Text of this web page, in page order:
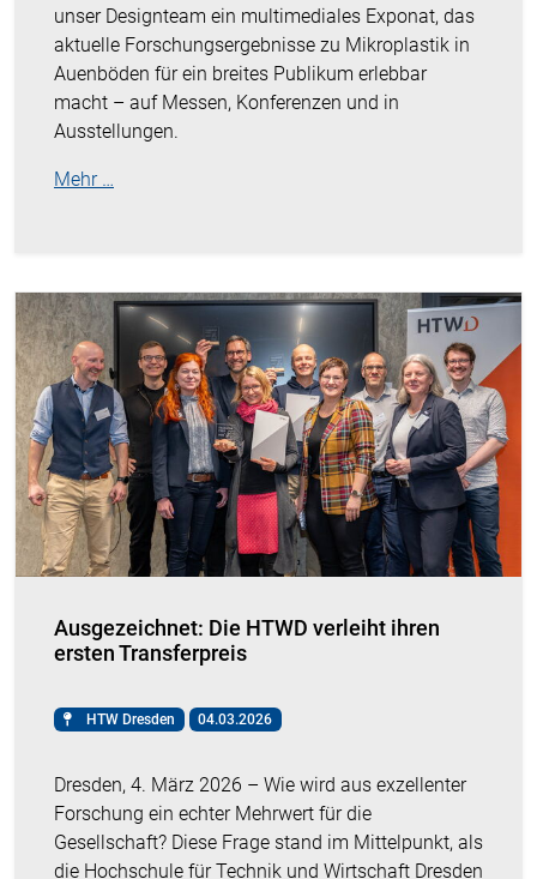
unser Designteam ein multimediales Exponat, das
aktuelle Forschungsergebnisse zu Mikroplastik in
Auenböden für ein breites Publikum erlebbar
macht – auf Messen, Konferenzen und in
Ausstellungen.
Mehr …
Ausgezeichnet: Die HTWD verleiht ihren
ersten Transferpreis
HTW Dresden 04.03.2026
Dresden, 4. März 2026 – Wie wird aus exzellenter
Forschung ein echter Mehrwert für die
Gesellschaft? Diese Frage stand im Mittelpunkt, als
die Hochschule für Technik und Wirtschaft Dresden